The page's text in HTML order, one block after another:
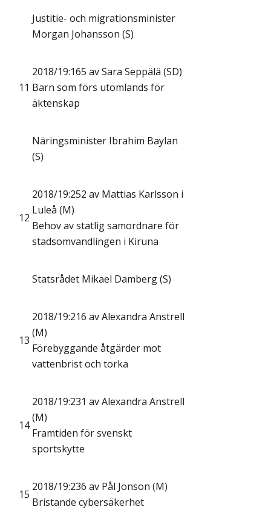
Justitie- och migrationsminister
Morgan Johansson (S)
11
2018/19:165 av Sara Seppälä (SD)
Barn som förs utomlands för
äktenskap
Näringsminister Ibrahim Baylan
(S)
12
2018/19:252 av Mattias Karlsson i
Luleå (M)
Behov av statlig samordnare för
stadsomvandlingen i Kiruna
Statsrådet Mikael Damberg (S)
13
2018/19:216 av Alexandra Anstrell
(M)
Förebyggande åtgärder mot
vattenbrist och torka
14
2018/19:231 av Alexandra Anstrell
(M)
Framtiden för svenskt
sportskytte
15
2018/19:236 av Pål Jonson (M)
Bristande cybersäkerhet